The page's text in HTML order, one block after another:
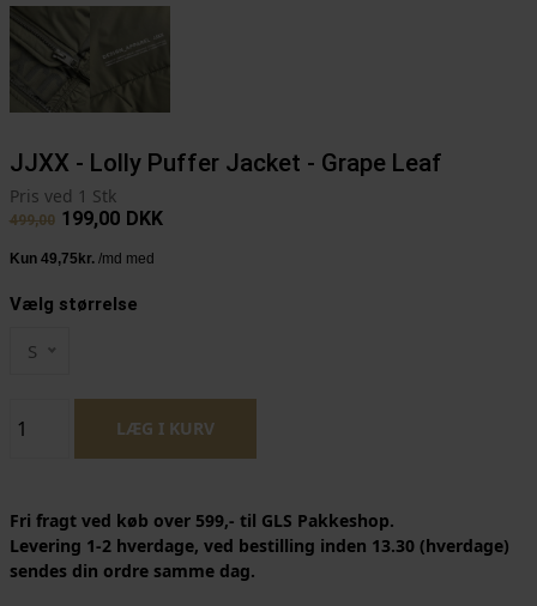
JJXX - Lolly Puffer Jacket - Grape Leaf
Pris ved 1 Stk
499,00 199,00 DKK
Vælg størrelse
S
Fri fragt ved køb over 599,- til GLS Pakkeshop.
Levering 1-2 hverdage, ved bestilling inden 13.30 (hverdage)
sendes din ordre samme dag.